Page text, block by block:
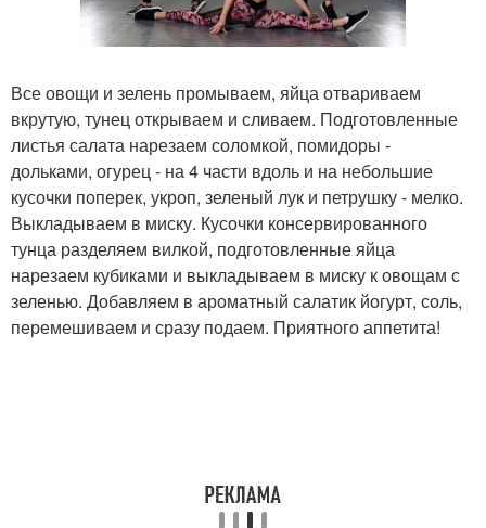
Все овощи и зелень промываем, яйца отвариваем
вкрутую, тунец открываем и сливаем. Подготовленные
листья салата нарезаем соломкой, помидоры -
дольками, огурец - на 4 части вдоль и на небольшие
кусочки поперек, укроп, зеленый лук и петрушку - мелко.
Выкладываем в миску. Кусочки консервированного
тунца разделяем вилкой, подготовленные яйца
нарезаем кубиками и выкладываем в миску к овощам с
зеленью. Добавляем в ароматный салатик йогурт, соль,
перемешиваем и сразу подаем. Приятного аппетита!